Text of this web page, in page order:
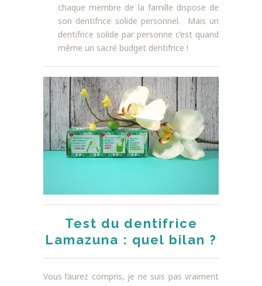
chaque membre de la famille dispose de
son dentifrice solide personnel. Mais un
dentifrice solide par personne c’est quand
même un sacré budget dentifrice !
Test du dentifrice
Lamazuna : quel bilan ?
Vous l’aurez compris, je ne suis pas vraiment